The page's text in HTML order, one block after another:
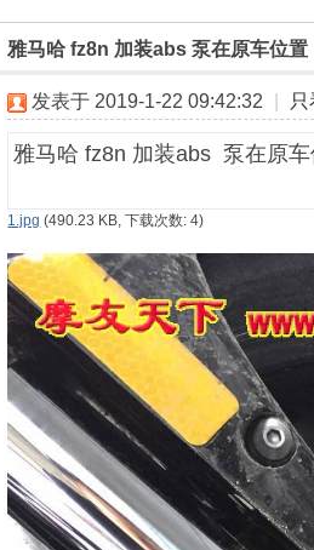
›
雅马哈 fz8n 加装abs 泵在原车位置
发表于 2019-1-22 09:42:32
雅马哈 fz8n 加装abs 泵在原
1.jpg (490.23 KB, 下载次数: 4)